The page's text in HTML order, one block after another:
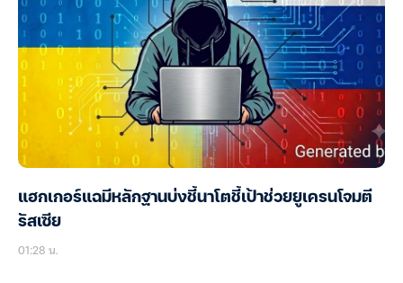
แฮกเกอร์แฉมีหลักฐานบ่งชี้นาโตชี้เป้าช่วยยูเครนโจมตี
รัสเซีย
01:28 น.